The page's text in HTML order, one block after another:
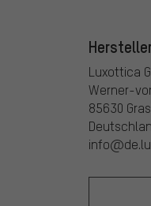
Luxottica
Werner-
85630